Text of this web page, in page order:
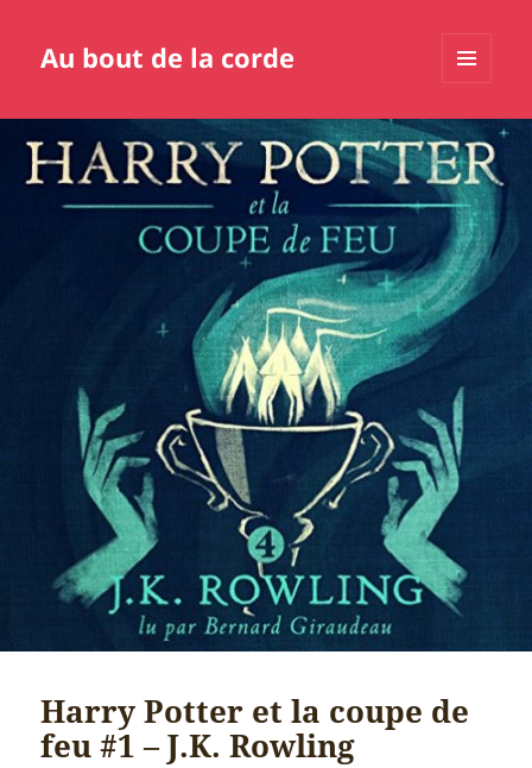
Au bout de la corde
WIDGETS
Harry Potter et la coupe de
feu #1 – J.K. Rowling